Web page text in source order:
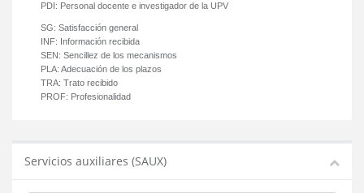
PDI: Personal docente e investigador de la UPV
SG: Satisfacción general
INF: Información recibida
SEN: Sencillez de los mecanismos
PLA: Adecuación de los plazos
TRA: Trato recibido
PROF: Profesionalidad
Servicios auxiliares (SAUX)